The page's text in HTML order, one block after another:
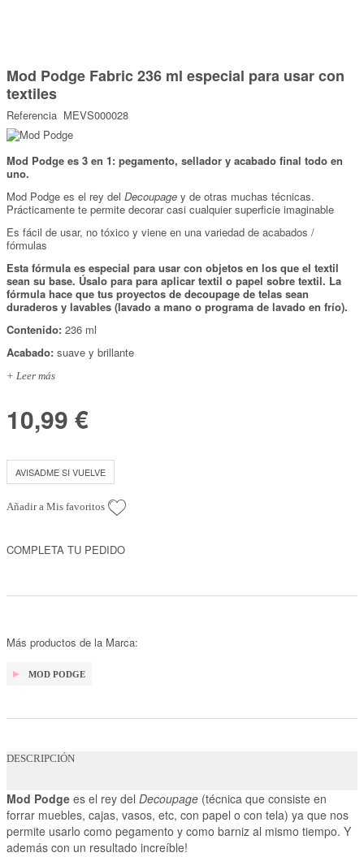
Top Ventas
Iniciar sesión/Regístrate
comienzo
de
la
galería
imágenes
Mod Podge Fabric 236 ml especial para usar con
textiles
Referencia MEVS000028
Mod Podge es 3 en 1: pegamento, sellador y acabado final todo en
uno.
Mod Podge es el rey del Decoupage y de otras muchas técnicas.
Prácticamente te permite decorar casi cualquier superficie imaginable
Es fácil de usar, no tóxico y viene en una variedad de acabados /
fórmulas
Esta fórmula es especial para usar con objetos en los que el textil
sean su base. Úsalo para para aplicar textil o papel sobre textil. La
fórmula hace que tus proyectos de decoupage de telas sean
duraderos y lavables (lavado a mano o programa de lavado en frío).
Contenido: 236 ml
Acabado: suave y brillante
+ Leer más
10,99 €
AVISADME SI VUELVE
Añadir a Mis favoritos
COMPLETA TU PEDIDO
Más productos de la Marca:
MOD PODGE
DESCRIPCIÓN
Mod Podge es el rey del Decoupage (técnica que consiste en
forrar muebles, cajas, vasos, etc, con papel o con tela) ya que nos
permite usarlo como pegamento y como barniz al mismo tiempo. Y
además con un resultado increíble!